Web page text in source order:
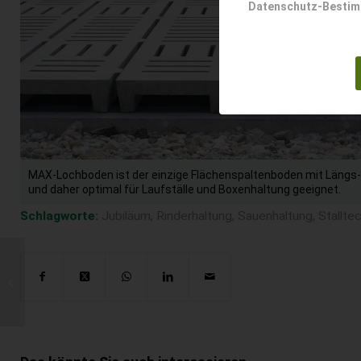
Datenschutz-
MAX-Lochboden ist der einzige Flächenspaltenboden mit
und daher optimal für Laufställe und Boxenhaltung geeignet.
Schlagworte:
Website: Wir starten mit